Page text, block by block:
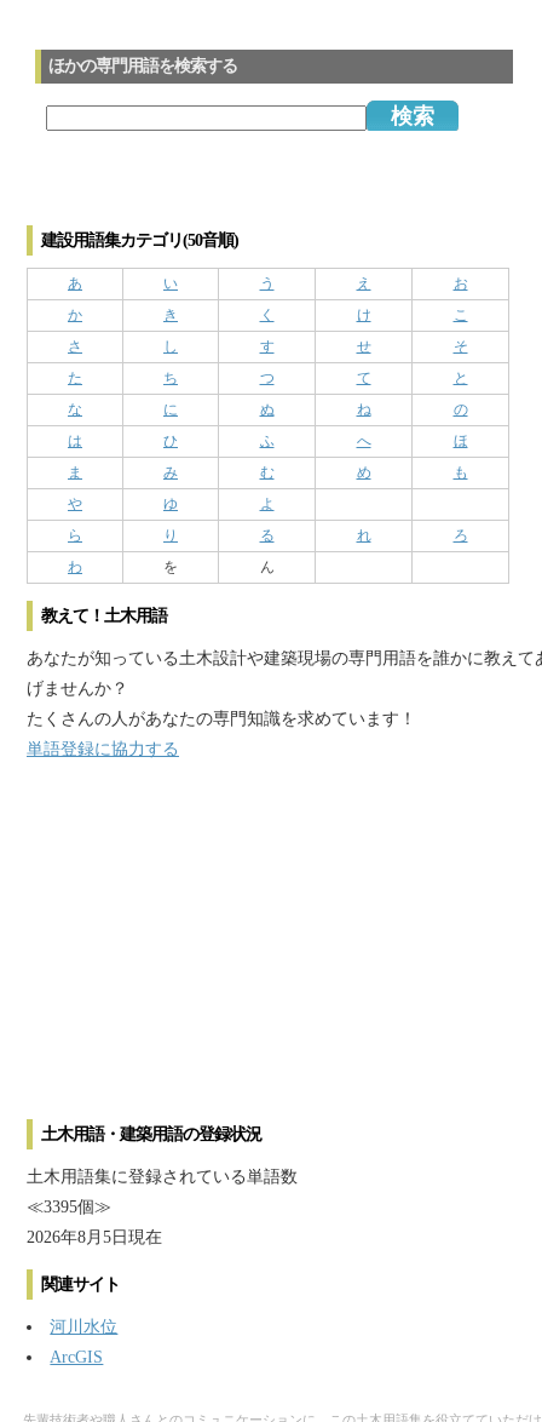
ほかの専門用語を検索する
建設用語集カテゴリ(50音順)
あ い う え
お
か
き く け
こ
さ
し す せ
そ
た
ち つ て
と
な
に ぬ ね
の
は
ひ ふ へ
ほ
ま
み む め
も
や
ゆ
よ
ら
り る れ
ろ
わ
を ん
教えて！土木用語
あなたが知っている土木設計や建築現場の専門用語を誰かに教えて
げませんか？
たくさんの人があなたの専門知識を求めています！
単語登録に協力する
土木用語・建築用語の登録状況
土木用語集に登録されている単語数
≪3395個≫
2026年8月5日現在
関連サイト
河川水位
ArcGIS